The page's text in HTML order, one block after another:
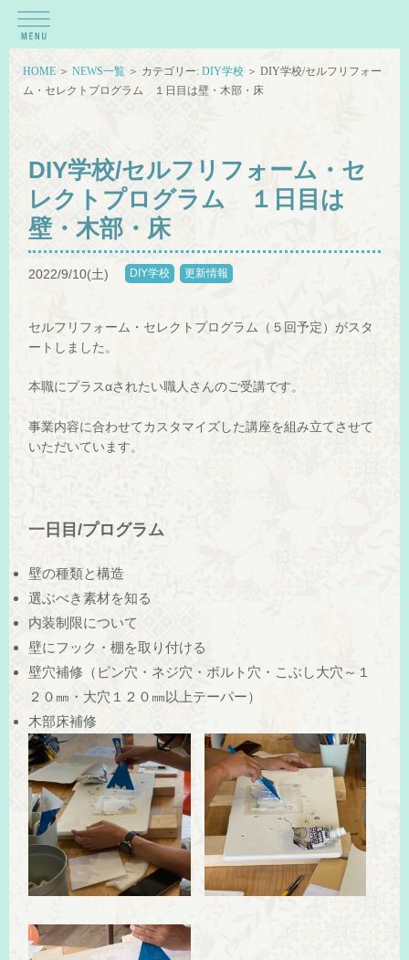
HOME ＞ NEWS一覧 ＞ カテゴリー: DIY学校 ＞ DIY学校/セルフリフォー
ム・セレクトプログラム １日目は壁・木部・床
DIY学校/セルフリフォーム・セ
レクトプログラム １日目は
壁・木部・床
2022/9/10(土) DIY学校 更新情報
セルフリフォーム・セレクトプログラム（５回予定）がスタ
ートしました。
本職にプラスαされたい職人さんのご受講です。
事業内容に合わせてカスタマイズした講座を組み立てさせて
いただいています。
一日目/プログラム
壁の種類と構造
選ぶべき素材を知る
内装制限について
壁にフック・棚を取り付ける
壁穴補修（ピン穴・ネジ穴・ボルト穴・こぶし大穴～１
２０㎜・大穴１２０㎜以上テーパー）
木部床補修